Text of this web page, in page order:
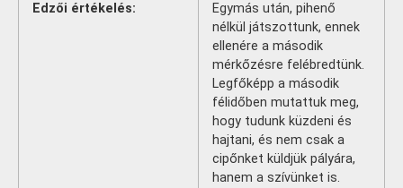
Edzői értékelés:
Egymás után, pihenő
nélkül játszottunk, ennek
ellenére a második
mérkőzésre felébredtünk.
Legfőképp a második
félidőben mutattuk meg,
hogy tudunk küzdeni és
hajtani, és nem csak a
cipőnket küldjük pályára,
hanem a szívünket is.